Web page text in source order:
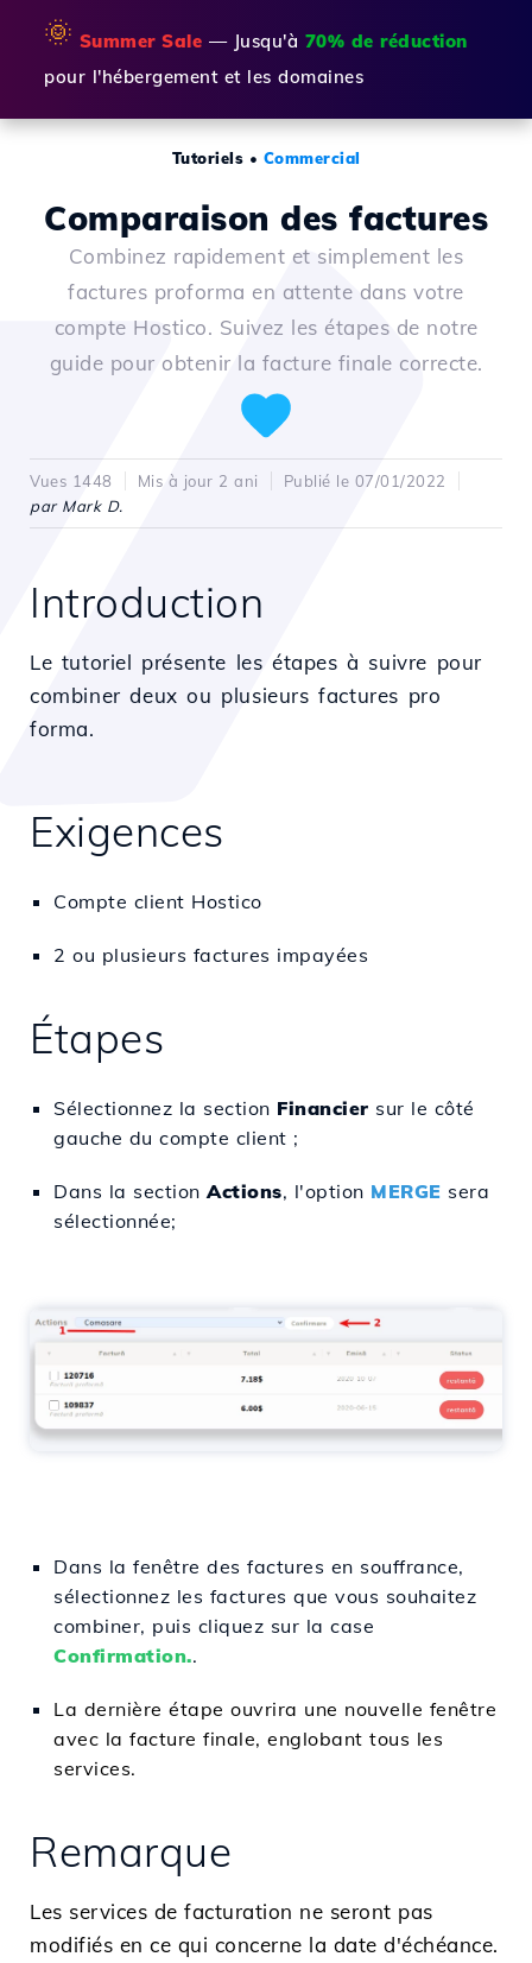
🌞 Summer Sale — Jusqu'à 70% de réduction
pour l'hébergement et les domaines
Tutoriels • Commercial
Comparaison des factures
Combinez rapidement et simplement les
factures proforma en attente dans votre
compte Hostico. Suivez les étapes de notre
guide pour obtenir la facture finale correcte.
Vues 1448 Mis à jour 2 ani
Publié le 07/01/2022
par Mark D.
Introduction
Le tutoriel présente les étapes à suivre pour
combiner deux ou plusieurs factures pro
forma.
Exigences
Compte client Hostico
2 ou plusieurs factures impayées
Étapes
Sélectionnez la section Financier sur le côté
gauche du compte client ;
Dans la sectionActions, l'option MERGE sera
sélectionnée;
Dans la fenêtre des factures en souffrance,
sélectionnez les factures que vous souhaitez
combiner, puis cliquez sur la case
Confirmation..
La dernière étape ouvrira une nouvelle fenêtre
avec la facture finale, englobant tous les
services.
Remarque
Les services de facturation ne seront pas
modifiés en ce qui concerne la date d'échéance.